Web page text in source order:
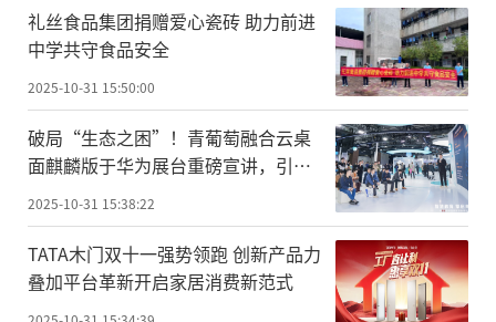
礼丝食品集团捐赠爱心瓷砖 助力前进
中学共守食品安全
2025-10-31 15:50:00
破局“生态之困”！青葡萄融合云桌
面麒麟版于华为展台重磅宣讲，引领
国产化办公新纪元
2025-10-31 15:38:22
TATA木门双十一强势领跑 创新产品力
叠加平台革新开启家居消费新范式